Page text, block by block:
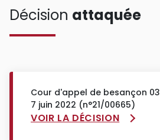
Décision attaquée
Cour d'appel de besançon 03
7 juin 2022 (n°21/00665)
VOIR LA DÉCISION